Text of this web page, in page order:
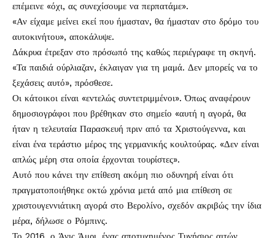
επέμεινε «όχι, ας συνεχίσουμε να περπατάμε».
«Αν είχαμε μείνει εκεί που ήμασταν, θα ήμασταν στο δρόμο του
αυτοκινήτου», αποκάλυψε.
Δάκρυα έτρεξαν στο πρόσωπό της καθώς περιέγραφε τη σκηνή.
«Τα παιδιά ούρλιαζαν, έκλαιγαν για τη μαμά. Δεν μπορείς να το
ξεχάσεις αυτό», πρόσθεσε.
Οι κάτοικοι είναι «εντελώς συντετριμμένοι». Όπως αναφέρουν
δημοσιογράφοι που βρέθηκαν στο σημείο «αυτή η αγορά, θα
ήταν η τελευταία Παρασκευή πριν από τα Χριστούγεννα, και
είναι ένα τεράστιο μέρος της γερμανικής κουλτούρας. «Δεν είναι
απλώς μέρη στα οποία έρχονται τουρίστες».
Αυτό που κάνει την επίθεση ακόμη πιο οδυνηρή είναι ότι
πραγματοποιήθηκε οκτώ χρόνια μετά από μια επίθεση σε
χριστουγεννιάτικη αγορά στο Βερολίνο, σχεδόν ακριβώς την ίδια
μέρα, δήλωσε ο Ρόμπινς.